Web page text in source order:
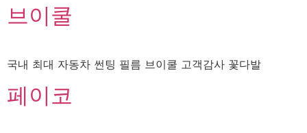
브이쿨
국내 최대 자동차 썬팅 필름 브이쿨 고객감사 꽃다발
페이코